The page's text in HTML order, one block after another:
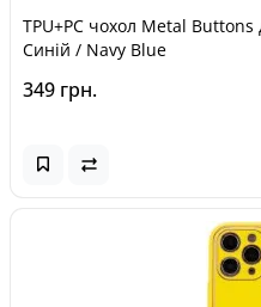
TPU+PC чохол Metal
Синій / Navy Blue
349 грн.